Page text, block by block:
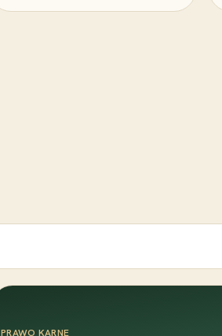
PRAWO KARNE